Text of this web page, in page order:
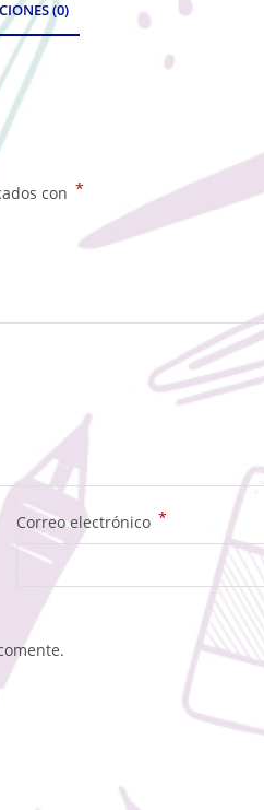
(0)
con *
Correo electrónico *